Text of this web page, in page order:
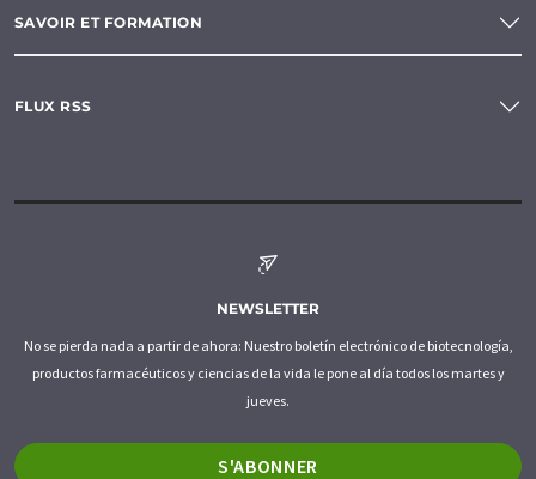
SAVOIR ET FORMATION
FLUX RSS
NEWSLETTER
No se pierda nada a partir de ahora: Nuestro boletín electrónico de biotecnología,
productos farmacéuticos y ciencias de la vida le pone al día todos los martes y
jueves.
S'ABONNER